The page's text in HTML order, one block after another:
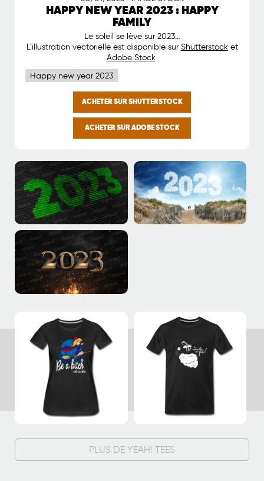
HAPPY NEW YEAR 2023 : HAPPY
FAMILY
Le soleil se lève sur 2023…
L’illustration vectorielle est disponible sur Shutterstocket
Adobe Stock
Happy new year 2023
ACHETER SUR SHUTTERSTOCK
ACHETER SUR ADOBE STOCK
PLUS DE YEAH! TEES